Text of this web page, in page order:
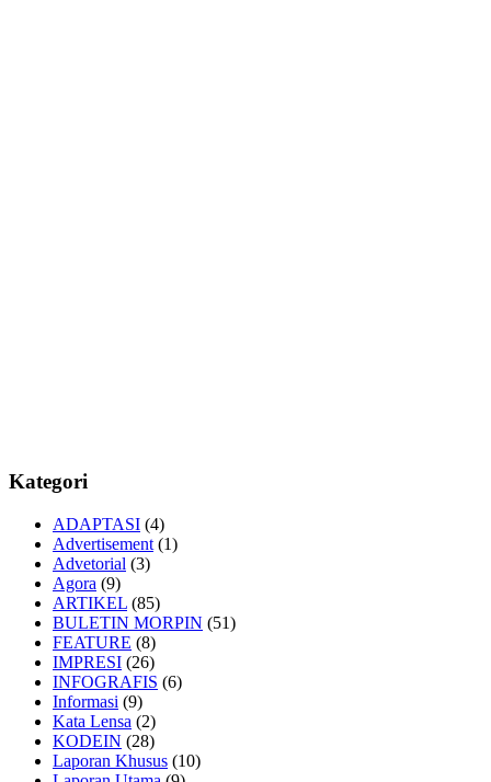
Kategori
ADAPTASI (4)
Advertisement (1)
Advetorial (3)
Agora (9)
ARTIKEL (85)
BULETIN MORPIN (51)
FEATURE (8)
IMPRESI (26)
INFOGRAFIS (6)
Informasi (9)
Kata Lensa (2)
KODEIN (28)
Laporan Khusus (10)